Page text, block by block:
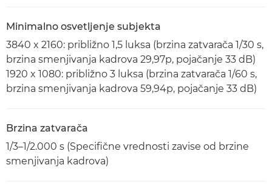
Minimalno osvetljenje subjekta
3840 x 2160: približno 1,5 luksa (brzina zatvarača 1/30 s,
brzina smenjivanja kadrova 29,97p, pojačanje 33 dB)
1920 x 1080: približno 3 luksa (brzina zatvarača 1/60 s,
brzina smenjivanja kadrova 59,94p, pojačanje 33 dB)
Brzina zatvarača
1/3–1/2.000 s (Specifične vrednosti zavise od brzine
smenjivanja kadrova)